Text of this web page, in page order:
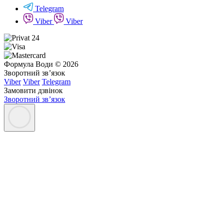
Telegram
Viber
Viber
Формула Води © 2026
Зворотний зв’язок
Viber Viber Telegram
Замовити дзвінок
Зворотний зв’язок